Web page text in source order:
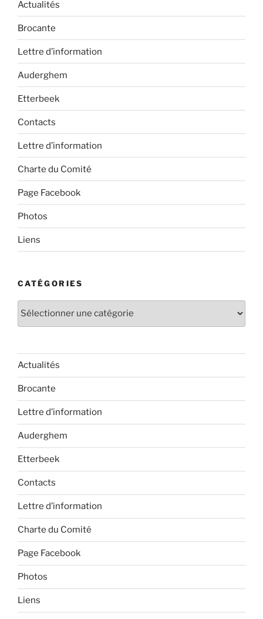
Actualités
Brocante
Lettre d’information
Auderghem
Etterbeek
Contacts
Lettre d’information
Charte du Comité
Page Facebook
Photos
Liens
CATÉGORIES
Catégories
Actualités
Brocante
Lettre d’information
Auderghem
Etterbeek
Contacts
Lettre d’information
Charte du Comité
Page Facebook
Photos
Liens